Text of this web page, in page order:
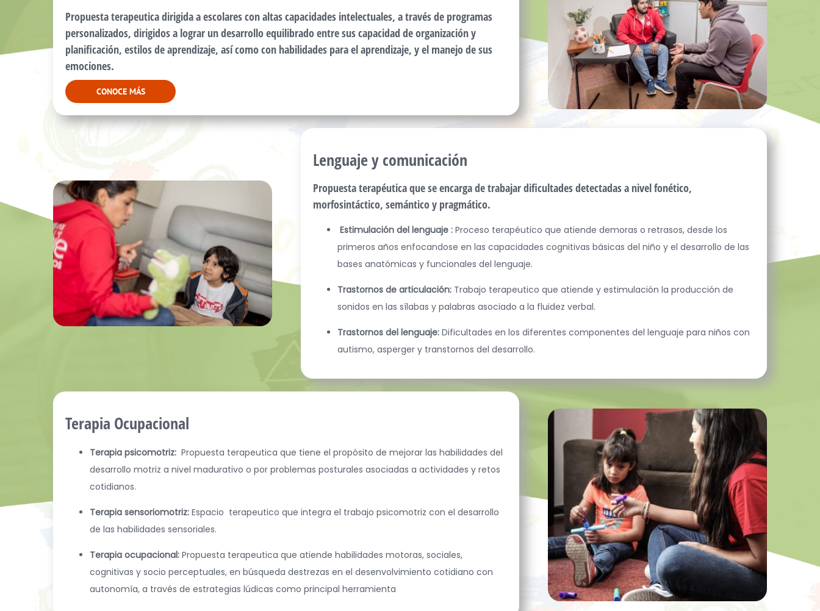
Propuesta terapeutica dirigida a escolares con altas capacidades intelectuales, a través de programas
personalizados, dirigidos a lograr un desarrollo equilibrado entre sus capacidad de organización y
planificación, estilos de aprendizaje, así como con habilidades para el aprendizaje, y el manejo de sus
emociones.
CONOCE MÁS
Lenguaje y comunicación
Propuesta terapéutica que se encarga de trabajar dificultades detectadas a nivel fonético,
morfosintáctico, semántico y pragmático.
Estimulación del lenguaje : Proceso terapéutico que atiende demoras o retrasos, desde los
primeros años enfocandose en las capacidades cognitivas básicas del niño y el desarrollo de las
bases anatómicas y funcionales del lenguaje.
Trastornos de articulación: Trabajo terapeutico que atiende y estimulación la producción de
sonidos en las sílabas y palabras asociado a la fluidez verbal.
Trastornos del lenguaje: Dificultades en los diferentes componentes del lenguaje para niños con
autismo, asperger y transtornos del desarrollo.
Terapia Ocupacional
Terapia psicomotriz: Propuesta terapeutica que tiene el propósito de mejorar las habilidades del
desarrollo motriz a nivel madurativo o por problemas posturales asociadas a actividades y retos
cotidianos.
Terapia sensoriomotriz: Espacio terapeutico que integra el trabajo psicomotriz con el desarrollo
de las habilidades sensoriales.
Terapia ocupacional: Propuesta terapeutica que atiende habilidades motoras, sociales,
cognitivas y socio perceptuales, en búsqueda destrezas en el desenvolvimiento cotidiano con
autonomía, a través de estrategias lúdicas como principal herramienta